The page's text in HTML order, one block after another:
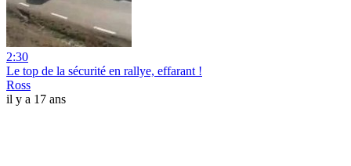
2:30
Le top de la sécurité en rallye, effarant !
Ross
il y a 17 ans